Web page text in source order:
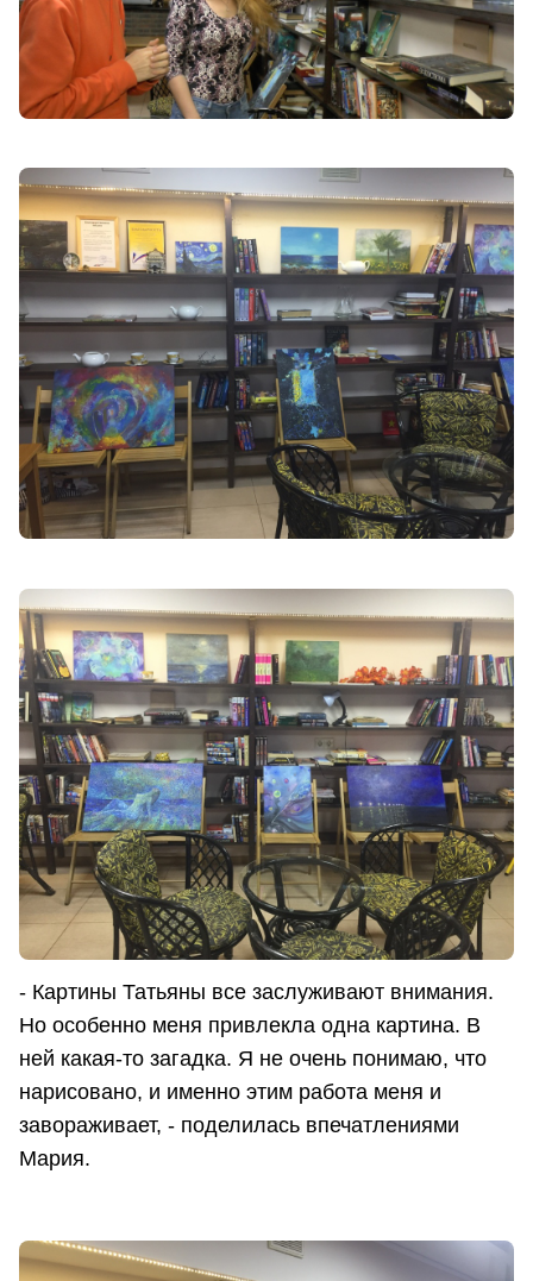
- Картины Татьяны все заслуживают внимания.
Но особенно меня привлекла одна картина. В
ней какая-то загадка. Я не очень понимаю, что
нарисовано, и именно этим работа меня и
завораживает, - поделилась впечатлениями
Мария.